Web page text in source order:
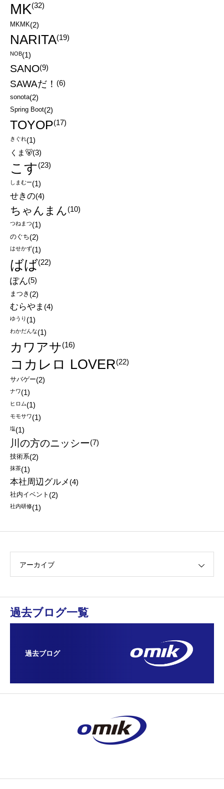
MK(32)
MKMK(2)
NARITA(19)
NOB(1)
SANO(9)
SAWAだ！ (6)
sonota(2)
Spring Boot(2)
TOYOP(17)
きぐれ(1)
くま🐻(3)
こす(23)
しまむー(1)
せきの(4)
ちゃんまん(10)
つねまつ(1)
のぐち(2)
はせかず(1)
ばば(22)
ぽん(5)
まつき (2)
むらやま (4)
ゆうり (1)
わかだんな(1)
カワアサ(16)
コカレロ LOVER(22)
サバゲー(2)
ナワ(1)
ヒロム(1)
モモサワ(1)
塩(1)
川の方のニッシー(7)
技術系(2)
抹茶(1)
本社周辺グルメ (4)
社内イベント (2)
社内研修(1)
アーカイブ
過去ブログ一覧
過去ブログ